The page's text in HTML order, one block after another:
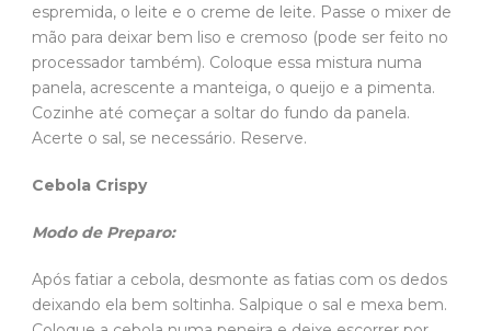
espremida, o leite e o creme de leite. Passe o mixer de
mão para deixar bem liso e cremoso (pode ser feito no
processador também). Coloque essa mistura numa
panela, acrescente a manteiga, o queijo e a pimenta.
Cozinhe até começar a soltar do fundo da panela.
Acerte o sal, se necessário. Reserve.
Cebola Crispy
Modo de Preparo:
Após fatiar a cebola, desmonte as fatias com os dedos
deixando ela bem soltinha. Salpique o sal e mexa bem.